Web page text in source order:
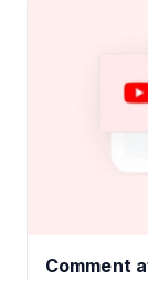
Comment